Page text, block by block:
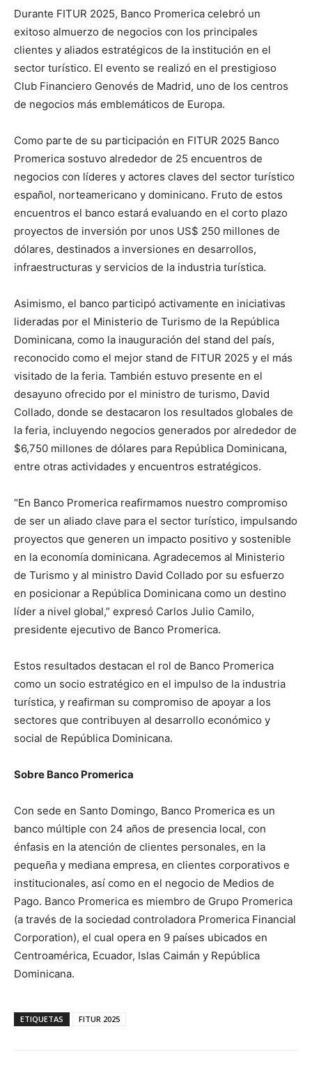
Durante FITUR 2025, Banco Promerica celebró un
exitoso almuerzo de negocios con los principales
clientes y aliados estratégicos de la institución en el
sector turístico. El evento se realizó en el prestigioso
Club Financiero Genovés de Madrid, uno de los centros
de negocios más emblemáticos de Europa.
Como parte de su participación en FITUR 2025 Banco
Promerica sostuvo alrededor de 25 encuentros de
negocios con líderes y actores claves del sector turístico
español, norteamericano y dominicano. Fruto de estos
encuentros el banco estará evaluando en el corto plazo
proyectos de inversión por unos US$ 250 millones de
dólares, destinados a inversiones en desarrollos,
infraestructuras y servicios de la industria turística.
Asimismo, el banco participó activamente en iniciativas
lideradas por el Ministerio de Turismo de la República
Dominicana, como la inauguración del stand del país,
reconocido como el mejor stand de FITUR 2025 y el más
visitado de la feria. También estuvo presente en el
desayuno ofrecido por el ministro de turismo, David
Collado, donde se destacaron los resultados globales de
la feria, incluyendo negocios generados por alrededor de
$6,750 millones de dólares para República Dominicana,
entre otras actividades y encuentros estratégicos.
“En Banco Promerica reafirmamos nuestro compromiso
de ser un aliado clave para el sector turístico, impulsando
proyectos que generen un impacto positivo y sostenible
en la economía dominicana. Agradecemos al Ministerio
de Turismo y al ministro David Collado por su esfuerzo
en posicionar a República Dominicana como un destino
líder a nivel global,” expresó Carlos Julio Camilo,
presidente ejecutivo de Banco Promerica.
Estos resultados destacan el rol de Banco Promerica
como un socio estratégico en el impulso de la industria
turística, y reafirman su compromiso de apoyar a los
sectores que contribuyen al desarrollo económico y
social de República Dominicana.
Sobre Banco Promerica
Con sede en Santo Domingo, Banco Promerica es un
banco múltiple con 24 años de presencia local, con
énfasis en la atención de clientes personales, en la
pequeña y mediana empresa, en clientes corporativos e
institucionales, así como en el negocio de Medios de
Pago. Banco Promerica es miembro de Grupo Promerica
(a través de la sociedad controladora Promerica Financial
Corporation), el cual opera en 9 países ubicados en
Centroamérica, Ecuador, Islas Caimán y República
Dominicana.
ETIQUETAS FITUR 2025